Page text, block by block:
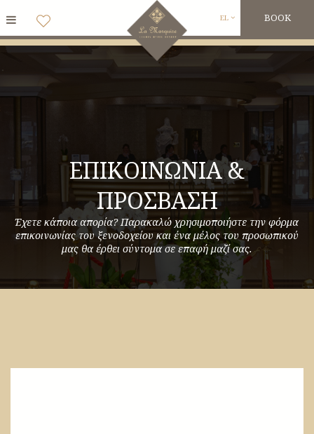
BOOK
EL
ΕΠΙΚΟΙΝΩΝΙΑ &
ΠΡΟΣΒΑΣΗ
Έχετε κάποια απορία? Παρακαλώ χρησιμοποιήστε την φόρμα
επικοινωνίας του ξενοδοχείου και ένα μέλος του προσωπικού
μας θα έρθει σύντομα σε επαφή μαζί σας.